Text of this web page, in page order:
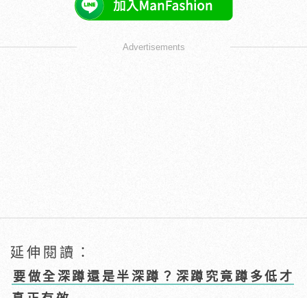
Advertisements
延伸閱讀：
要做全深蹲還是半深蹲？深蹲究竟蹲多低才